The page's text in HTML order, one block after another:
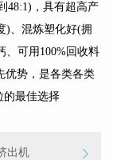
48:1)，具有超高产
)、混炼塑化好(拥
、可用100%回收料
优势，是各类各类
的最佳选择
出机